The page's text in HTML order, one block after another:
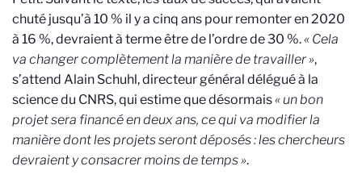
chuté jusqu’à 10 % il y a cinq ans pour remonter en 2020
à 16 %, devraient à terme être de l’ordre de 30 %.« Cela
va changer complètement la manière de travailler »,
s’attend Alain Schuhl, directeur général délégué à la
science du CNRS, qui estime que désormais« un bon
projet sera financé en deux ans, ce qui va modifier la
manière dont les projets seront déposés : les chercheurs
devraient y consacrer moins de temps ».